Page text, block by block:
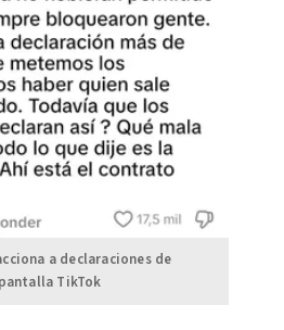
a declaraciones de
TikTok